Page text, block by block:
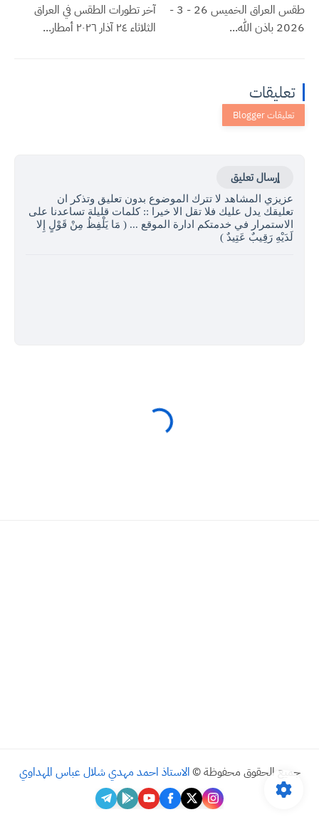
طقس العراق الخميس 26 - 3 -
2026 باذن الله...
آخر تطورات الطقس في العراق
الثلاثاء ٢٤ آذار ٢٠٢٦ أمطار...
تعليقات
إرسال تعليق
عزيزي المشاهد لا تترك الموضوع بدون تعليق وتذكر ان
تعليقك يدل عليك فلا تقل الا خيرا :: كلمات قليلة تساعدنا على
الاستمرار في خدمتكم ادارة الموقع ... ( مَا يَلْفِظُ مِنْ قَوْلٍ إِلا
لَدَيْهِ رَقِيبٌ عَتِيدٌ )
جميع الحقوق محفوظة © الاستاذ احمد مهدي شلال عباس المهداوي